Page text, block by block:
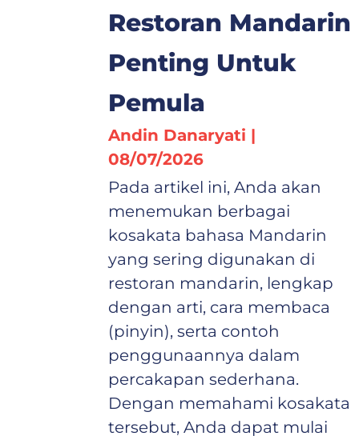
Restoran Mandarin
Penting Untuk
Pemula
Andin Danaryati
08/07/2026
Pada artikel ini, Anda akan
menemukan berbagai
kosakata bahasa Mandarin
yang sering digunakan di
restoran mandarin, lengkap
dengan arti, cara membaca
(pinyin), serta contoh
penggunaannya dalam
percakapan sederhana.
Dengan memahami kosakata
tersebut, Anda dapat mulai